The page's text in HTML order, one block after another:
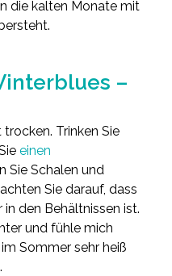
die kalten Monate mit
–
Trinken Sie
einen
Sie Schalen und
Sie darauf, dass
den Behältnissen ist.
und fühle mich
Sommer sehr heiß